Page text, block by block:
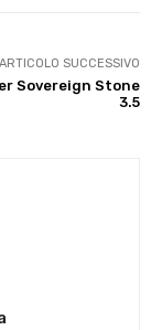
ARTICOLO SUCCESSIVO
Sovereign Stone
3.5